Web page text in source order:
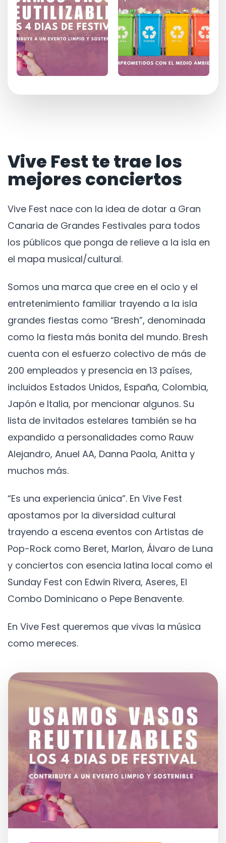
Vive Fest te trae los
mejores conciertos
Vive Fest nace con la idea de dotar a Gran
Canaria de Grandes Festivales para todos
los públicos que ponga de relieve a la isla en
el mapa musical/cultural.
Somos una marca que cree en el ocio y el
entretenimiento familiar trayendo a la isla
grandes fiestas como “Bresh”, denominada
como la fiesta más bonita del mundo. Bresh
cuenta con el esfuerzo colectivo de más de
200 empleados y presencia en 13 países,
incluidos Estados Unidos, España, Colombia,
Japón e Italia, por mencionar algunos. Su
lista de invitados estelares también se ha
expandido a personalidades como Rauw
Alejandro, Anuel AA, Danna Paola, Anitta y
muchos más.
“Es una experiencia única”. En Vive Fest
apostamos por la diversidad cultural
trayendo a escena eventos con Artistas de
Pop-Rock como Beret, Marlon, Álvaro de Luna
y conciertos con esencia latina local como el
Sunday Fest con Edwin Rivera, Aseres, El
Combo Dominicano o Pepe Benavente.
En Vive Fest queremos que vivas la música
como mereces.